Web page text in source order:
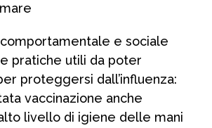
e sociale
pratiche utili da poter
proteggersi dall’influenza:
vaccinazione anche
livello di igiene delle mani